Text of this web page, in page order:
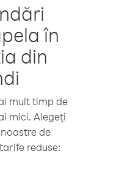
în
din
mult timp de
mici. Alegeți
de
reduse: